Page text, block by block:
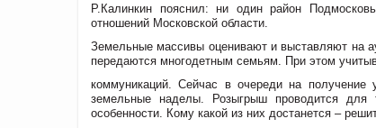
Р.Калинкин пояснил: ни один район
отношений Московской области.
Земельные массивы оценивают и выставляют на
передаются многодетным семьям. При этом
коммуникаций. Сейчас в очереди на
земельные наделы. Розыгрыш проводится для
особенности. Кому какой из них достанется –